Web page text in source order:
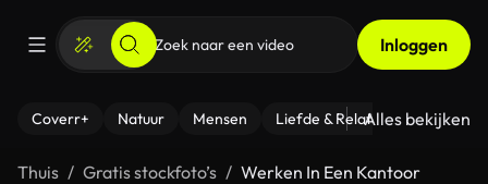
Inloggen
Coverr+ Natuur Mensen Liefde & Relaties - Fitness
Alles bekijken
Thuis Gratis stockfoto’s Werken In Een Kantoor